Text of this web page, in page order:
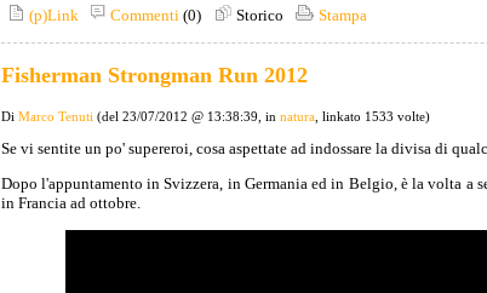
(p)Link Commenti(0) Storico Stampa
Fisherman Strongman Run 2012
Di Marco Tenuti (del 23/07/2012 @ 13:38:39, in natura, linkato 1533 volte)
Se vi sentite un po' supereroi, cosa aspettate ad indossare la divisa di
Dopo l'appuntamento in Svizzera, in Germania ed in Belgio, è la volta a
in Francia ad ottobre.